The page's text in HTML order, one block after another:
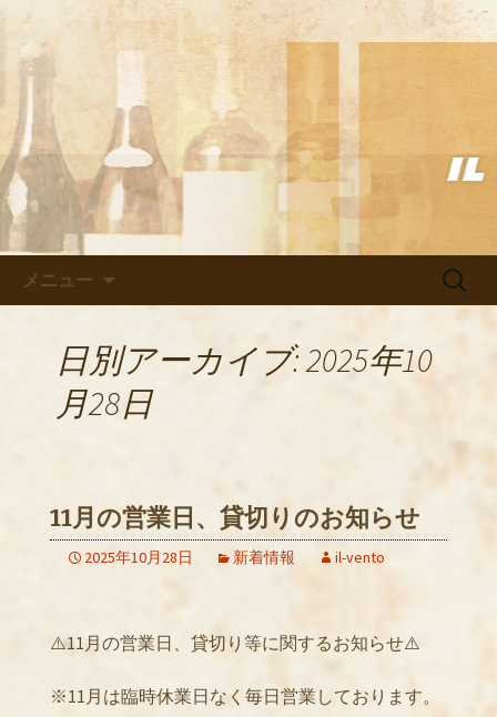
武蔵小杉の美味しいイタリアン
「イルヴェント」のブログ
武蔵小杉の美味しいイタリアン「イル
ヴェント」のブログ
メニュー
検
日別アーカイブ: 2025年10
月28日
11月の営業日、貸切りのお知らせ
2025年10月28日 新着情報 il-vento
⚠️11月の営業日、貸切り等に関するお知らせ⚠️
※11月は臨時休業日なく毎日営業しております。